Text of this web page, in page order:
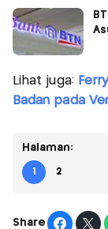
Lihat juga:
Badan pada
Halaman:
1 2
Share